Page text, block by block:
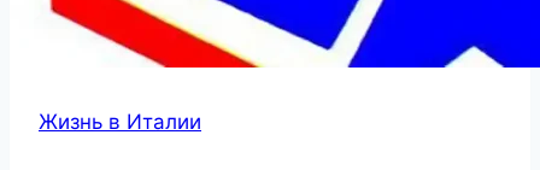
Жизнь в Италии